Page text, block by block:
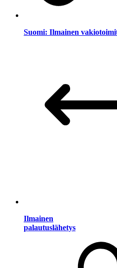
Suomi: Ilmainen
Ilmainen
palautuslähetys